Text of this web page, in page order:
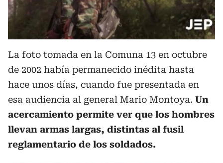
La foto tomada en la Comuna 13 en octubre
de 2002 había permanecido inédita hasta
hace unos días, cuando fue presentada en
esa audiencia al general Mario Montoya. Un
acercamiento permite ver que los hombres
llevan armas largas, distintas al fusil
reglamentario de los soldados.